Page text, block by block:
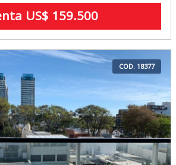
US$ 159.500
COD. 18377